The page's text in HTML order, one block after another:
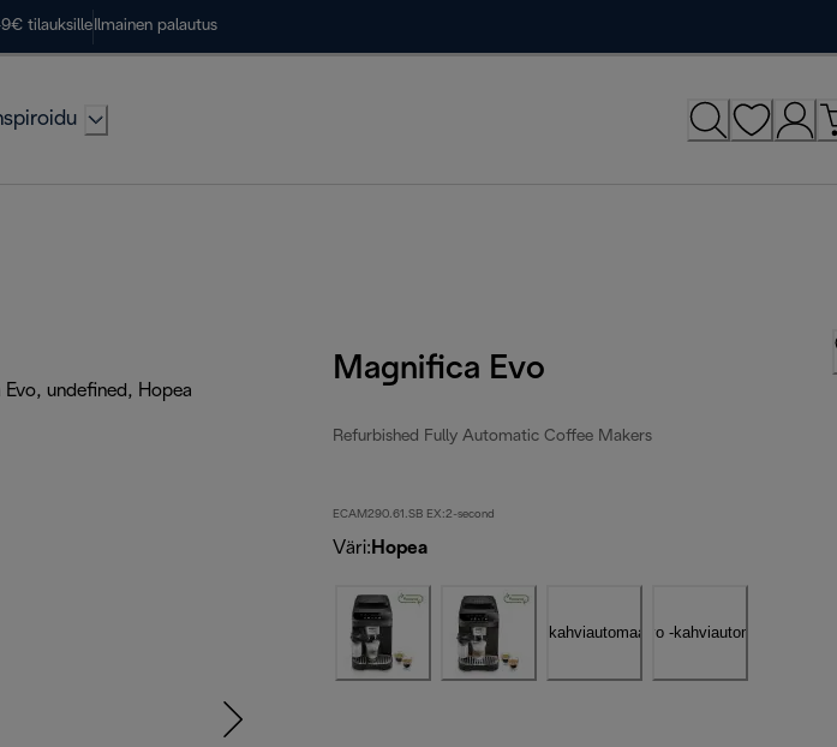
tilauksille Ilmainen palautus
Magnifica Evo
Refurbished Fully Automatic Coffee Makers
ECAM290.61.SB EX:2-second
Väri: Hopea